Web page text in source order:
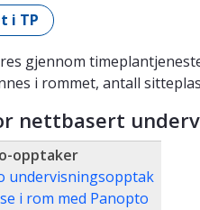
i TP
gjennom
i rommet, antall
nettbasert
opptaker
undervisningsopptak
i rom med Panopto